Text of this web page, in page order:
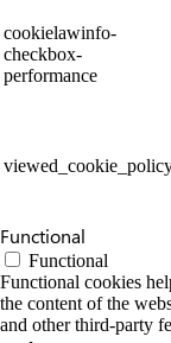
cookielawinfo-
checkbox-
performance
Functional
Functional
Functional cookies
the content of the
and other third-party